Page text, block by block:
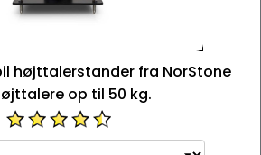
højttalerstander fra NorStone
op til 50 kg.